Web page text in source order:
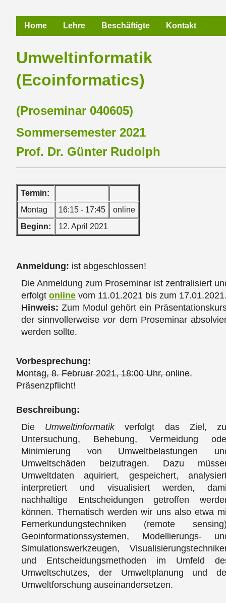
Home Lehre Beschäftigte Kontakt
Umweltinformatik
(Ecoinformatics)
(Proseminar 040605)
Sommersemester 2021
Prof. Dr. Günter Rudolph
Termin:
Montag
16:15 - 17:45
online
Beginn:
12. April 2021
Anmeldung: ist abgeschlossen!
Die Anmeldung zum Proseminar ist zentralisiert
erfolgt online vom 11.01.2021 bis zum
Hinweis: Zum Modul gehört ein
der sinnvollerweise vordem Proseminar
werden sollte.
Vorbesprechung:
Montag, 8. Februar 2021, 18:00 Uhr, online.
Präsenzpflicht!
Beschreibung:
Die Umweltinformatikverfolgt das Ziel,
Untersuchung, Behebung, Vermeidung
Minimierung von Umweltbelastungen
Umweltschäden beizutragen. Dazu
Umweltdaten aquiriert, gespeichert,
interpretiert und visualisiert werden,
nachhaltige Entscheidungen getroffen
können. Thematisch werden wir uns also etwa
Fernerkundungstechniken (remote
Geoinformationssystemen, Modellierungs-
Simulationswerkzeugen,
und Entscheidungsmethoden im Umfeld
Umweltschutzes, der Umweltplanung und
Umweltforschung auseinandersetzen.